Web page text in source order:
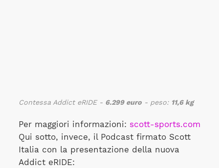
Contessa Addict eRIDE - 6.299 euro- peso: 11,6 kg
Per maggiori informazioni: scott-sports.com
Qui sotto, invece, il Podcast firmato Scott
Italia con la presentazione della nuova
Addict eRIDE: